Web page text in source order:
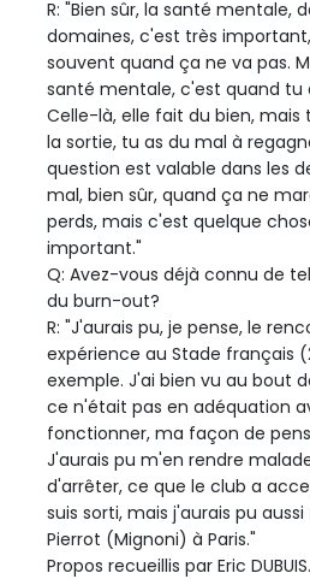
R: "Bien sûr, la santé mentale,
domaines, c'est très
souvent quand ça ne va pas.
santé mentale, c'est quand tu
Celle-là, elle fait du bien,
la sortie, tu as du mal à
question est valable dans les
mal, bien sûr, quand ça ne
perds, mais c'est quelque
important."
Q: Avez-vous déjà connu de
du burn-out?
R: "J'aurais pu, je pense, le
expérience au Stade français
exemple. J'ai bien vu au bout
ce n'était pas en adéquation
fonctionner, ma façon de
J'aurais pu m'en rendre
d'arrêter, ce que le club a
suis sorti, mais j'aurais pu
Pierrot (Mignoni) à Paris."
Propos recueillis par Eric DUBUIS.